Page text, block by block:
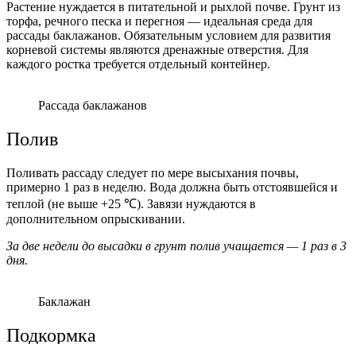
Растение нуждается в питательной и рыхлой почве. Грунт из
торфа, речного песка и перегноя — идеальная среда для
рассады баклажанов. Обязательным условием для развития
корневой системы являются дренажные отверстия. Для
каждого ростка требуется отдельный контейнер.
Рассада баклажанов
Полив
Поливать рассаду следует по мере высыхания почвы,
примерно 1 раз в неделю. Вода должна быть отстоявшейся и
теплой (не выше +25 ℃). Завязи нуждаются в
дополнительном опрыскивании.
За две недели до высадки в грунт полив учащается — 1 раз в 3
дня.
Баклажан
Подкормка